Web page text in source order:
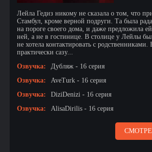
Лейла Гедиз никому не сказала о том, что
Стамбул, кроме верной подруги. Та была
на пороге своего дома, и даже предложила ей
ней, а не в гостинице. В столице у Лейлы
не хотела контактировать с родственниками.
практически сазу...
Озвучка:
Дубляж - 16 серия
Озвучка:
AveTurk - 16 серия
Озвучка:
DiziDenizi - 16 серия
Озвучка:
AlisaDirilis - 16 серия